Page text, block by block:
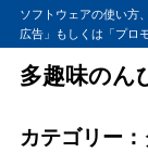
ソフトウェアの使い方
広告」もしくは「プロ
多趣味のん
カテゴリー